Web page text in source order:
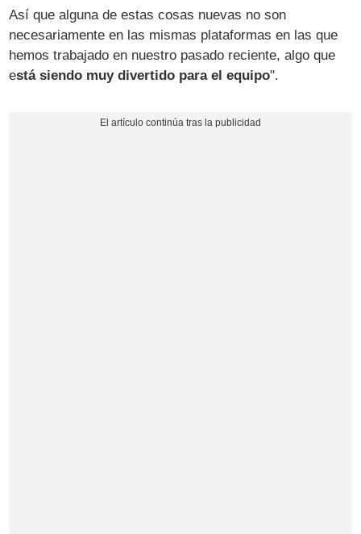
Así que alguna de estas cosas nuevas no son
necesariamente en las mismas plataformas en las que
hemos trabajado en nuestro pasado reciente, algo que
está siendo muy divertido para el equipo".